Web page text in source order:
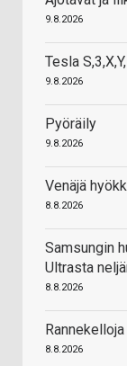
9.8.2026
Tesla
9.8.2026
Pyöräily
9.8.2026
Venäjä
8.8.2026
Samsungin
Ultrasta
8.8.2026
Rannekelloja
8.8.2026